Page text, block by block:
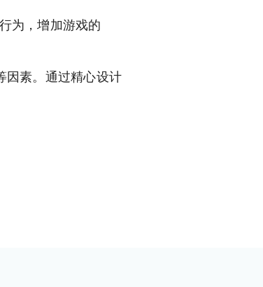
为，增加游戏的
因素。通过精心设计